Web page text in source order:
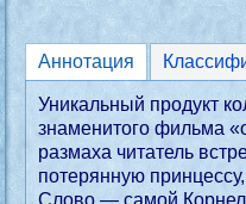
Аннотация
Уникальный продукт
знаменитого фильма
размаха читатель
потерянную
Слово — самой